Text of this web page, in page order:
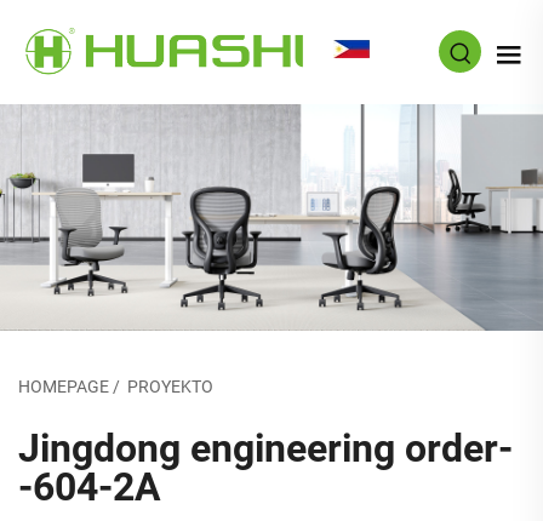
HOMEPAGE / PROYEKTO
Jingdong engineering order-
-604-2A